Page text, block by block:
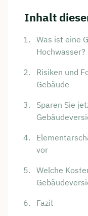
Inhalt
Was ist eine
Hochwasser?
Risiken und
Gebäude
Sparen Sie
vor
Welche
Fazit